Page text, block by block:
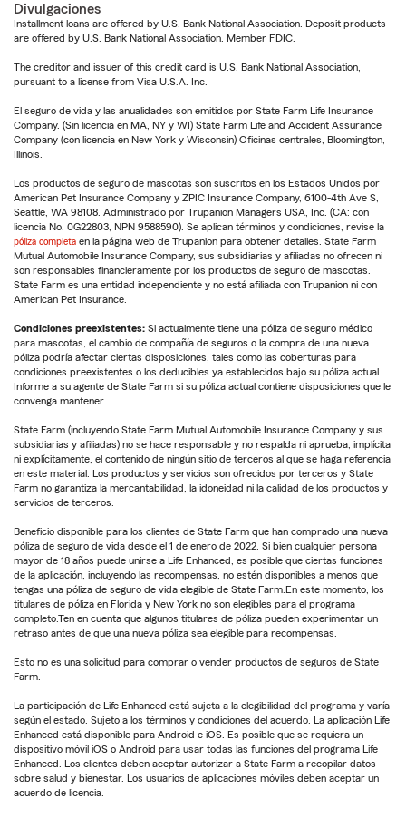
Divulgaciones
Installment loans are offered by U.S. Bank National Association. Deposit products
are offered by U.S. Bank National Association. Member FDIC.
The creditor and issuer of this credit card is U.S. Bank National Association,
pursuant to a license from Visa U.S.A. Inc.
El seguro de vida y las anualidades son emitidos por State Farm Life Insurance
Company. (Sin licencia en MA, NY y WI) State Farm Life and Accident Assurance
Company (con licencia en New York y Wisconsin) Oficinas centrales, Bloomington,
Illinois.
Los productos de seguro de mascotas son suscritos en los Estados Unidos por
American Pet Insurance Company y ZPIC Insurance Company, 6100-4th Ave S,
Seattle, WA 98108. Administrado por Trupanion Managers USA, Inc. (CA: con
licencia No. 0G22803, NPN 9588590). Se aplican términos y condiciones, revise la
póliza completa en la página web de Trupanion para obtener detalles. State Farm
Mutual Automobile Insurance Company, sus subsidiarias y afiliadas no ofrecen ni
son responsables financieramente por los productos de seguro de mascotas.
State Farm es una entidad independiente y no está afiliada con Trupanion ni con
American Pet Insurance.
Condiciones preexistentes: Si actualmente tiene una póliza de seguro médico
para mascotas, el cambio de compañía de seguros o la compra de una nueva
póliza podría afectar ciertas disposiciones, tales como las coberturas para
condiciones preexistentes o los deducibles ya establecidos bajo su póliza actual.
Informe a su agente de State Farm si su póliza actual contiene disposiciones que le
convenga mantener.
State Farm (incluyendo State Farm Mutual Automobile Insurance Company y sus
subsidiarias y afiliadas) no se hace responsable y no respalda ni aprueba, implícita
ni explícitamente, el contenido de ningún sitio de terceros al que se haga referencia
en este material. Los productos y servicios son ofrecidos por terceros y State
Farm no garantiza la mercantabilidad, la idoneidad ni la calidad de los productos y
servicios de terceros.
Beneficio disponible para los clientes de State Farm que han comprado una nueva
póliza de seguro de vida desde el 1 de enero de 2022. Si bien cualquier persona
mayor de 18 años puede unirse a Life Enhanced, es posible que ciertas funciones
de la aplicación, incluyendo las recompensas, no estén disponibles a menos que
tengas una póliza de seguro de vida elegible de State Farm.En este momento, los
titulares de póliza en Florida y New York no son elegibles para el programa
completo.Ten en cuenta que algunos titulares de póliza pueden experimentar un
retraso antes de que una nueva póliza sea elegible para recompensas.
Esto no es una solicitud para comprar o vender productos de seguros de State
Farm.
La participación de Life Enhanced está sujeta a la elegibilidad del programa y varía
según el estado. Sujeto a los términos y condiciones del acuerdo. La aplicación Life
Enhanced está disponible para Android e iOS. Es posible que se requiera un
dispositivo móvil iOS o Android para usar todas las funciones del programa Life
Enhanced. Los clientes deben aceptar autorizar a State Farm a recopilar datos
sobre salud y bienestar. Los usuarios de aplicaciones móviles deben aceptar un
acuerdo de licencia.